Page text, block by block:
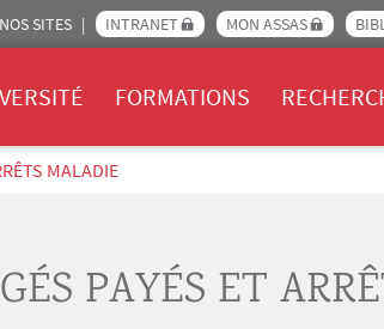
SITES INTRANET MON ASSAS
FORMATIONS
MALADIE
PAYÉS ET